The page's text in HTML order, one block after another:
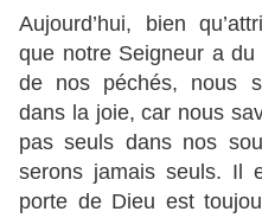
Aujourd’hui, bien
que notre Seigneur a
de nos péchés, nous
dans la joie, car nous
pas seuls dans nos
serons jamais seuls. Il
porte de Dieu est